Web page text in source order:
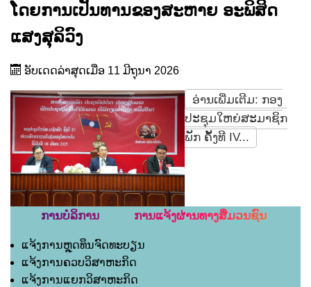
ໂດຍການເປັນທານຂອງສະຫາຍ ອະພິສິດ
ແສງສຸລິວົງ
ອັບເດດລ່າສຸດເມື່ອ 11 ມີຖຸນາ 2026
ອ່ານເພີ່ມເຕີມ: ກອງ
ປະຊຸມໃຫຍ່ສະມາຊິກ
ພັກ ຄັ້ງທີ IV...
ການບໍລິການ ການແຈ້ງຜ່ານທາງສື່ມວນຊົນ
ແຈ້ງການຫຼຸດທຶນຈົດທະບຽນ
ແຈ້ງການຄວບວິສາຫະກິດ
ແຈ້ງການແຍກວິສາຫະກິດ